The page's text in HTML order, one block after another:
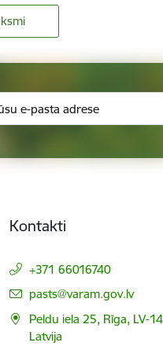
Kontakti
+371 66016740
E-pasts:
pasts@varam.gov.lv
Peldu iela 25, Rīga, LV-
Latvija